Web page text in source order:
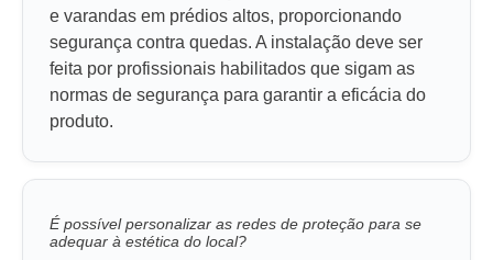
e varandas em prédios altos, proporcionando
segurança contra quedas. A instalação deve ser
feita por profissionais habilitados que sigam as
normas de segurança para garantir a eficácia do
produto.
É possível personalizar as redes de proteção para se
adequar à estética do local?